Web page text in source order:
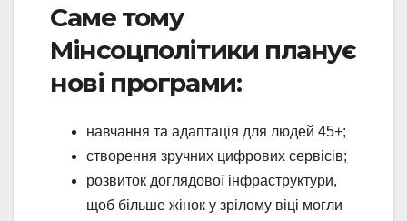
Саме тому
Мінсоцполітики планує
нові програми:
навчання та адаптація для людей 45+;
створення зручних цифрових сервісів;
розвиток доглядової інфраструктури,
щоб більше жінок у зрілому віці могли